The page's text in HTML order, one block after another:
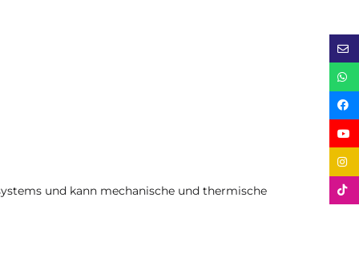
und kann mechanische und thermische